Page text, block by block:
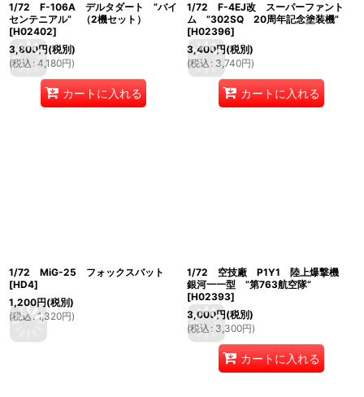
1/72 F-106A デルタダート ”バイ
センテニアル” （2機セット）
[H02402]
3,800円(税別)
(税込 : 4,180円)
カートに入れる
1/72 F-4EJ改 スーパーファント
ム ”302SQ 20周年記念塗装機”
[H02396]
3,400円(税別)
(税込 : 3,740円)
カートに入れる
1/72 MiG-25 フォックスバット
[HD4]
1,200円(税別)
(税込: 1,320円)
1/72 空技廠 P1Y1 陸上爆撃機
銀河一一型 ”第763航空隊”
[H02393]
3,000円(税別)
(税込 : 3,300円)
カートに入れる